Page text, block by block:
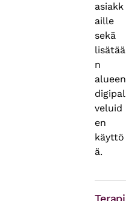
asiakk
aille
sekä
lisätää
n
alueen
digipal
veluid
en
käyttö
ä.
Terapi